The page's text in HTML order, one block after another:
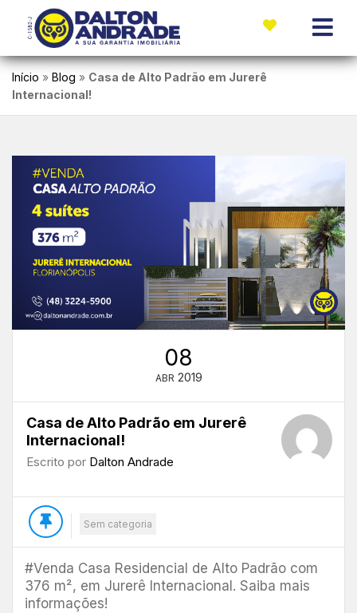
Início » Blog » Casa de Alto Padrão em Jurerê
Internacional!
08
ABR 2019
Casa de Alto Padrão em Jurerê
Internacional!
Escrito por Dalton Andrade
Sem categoria
#Venda Casa Residencial de Alto Padrão com
376 m², em Jurerê Internacional. Saiba mais
informações!